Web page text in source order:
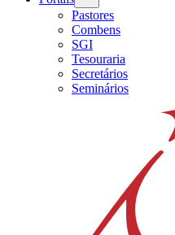
Pastores
Combens
SGI
Tesouraria
Secretários
Seminários